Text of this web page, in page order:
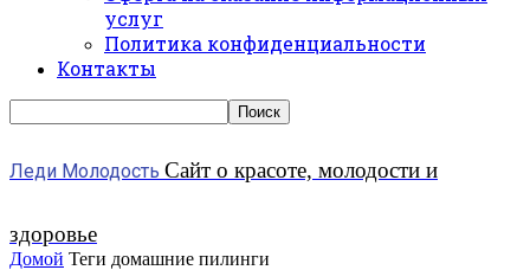
услуг
Политика конфиденциальности
Контакты
Леди Молодость Сайт о красоте, молодости и
здоровье
Домой Теги домашние пилинги